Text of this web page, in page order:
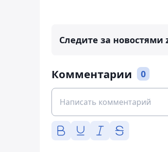
Следите за новостями
Комментарии 0